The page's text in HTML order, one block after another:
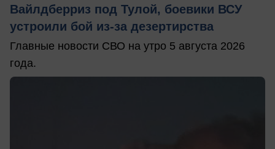
Вайлдберриз под Тулой, боевики ВСУ
устроили бой из-за дезертирства
Главные новости СВО на утро 5 августа 2026
года.